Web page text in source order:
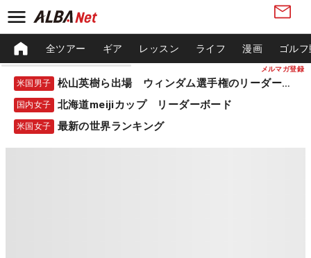
メルマガ登録
全ツアー ギア レッスン ライフ 漫画 ゴル
米国男子 松山英樹ら出場 ウィンダム選手権のリーダーボード
国内女子 北海道meijiカップ リーダーボード
米国女子 最新の世界ランキング